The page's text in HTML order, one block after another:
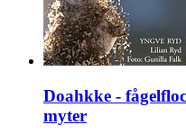
Doahkke -
myter